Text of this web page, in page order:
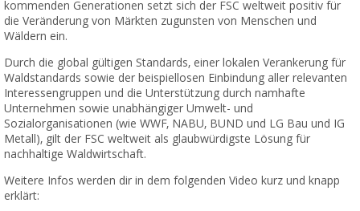
kommenden Generationen setzt sich der FSC weltweit positiv für
die Veränderung von Märkten zugunsten von Menschen und
Wäldern ein.
Durch die global gültigen Standards, einer lokalen Verankerung für
Waldstandards sowie der beispiellosen Einbindung aller relevanten
Interessengruppen und die Unterstützung durch namhafte
Unternehmen sowie unabhängiger Umwelt- und
Sozialorganisationen (wie WWF, NABU, BUND und LG Bau und IG
Metall), gilt der FSC weltweit als glaubwürdigste Lösung für
nachhaltige Waldwirtschaft.
Weitere Infos werden dir in dem folgenden Video kurz und knapp
erklärt: